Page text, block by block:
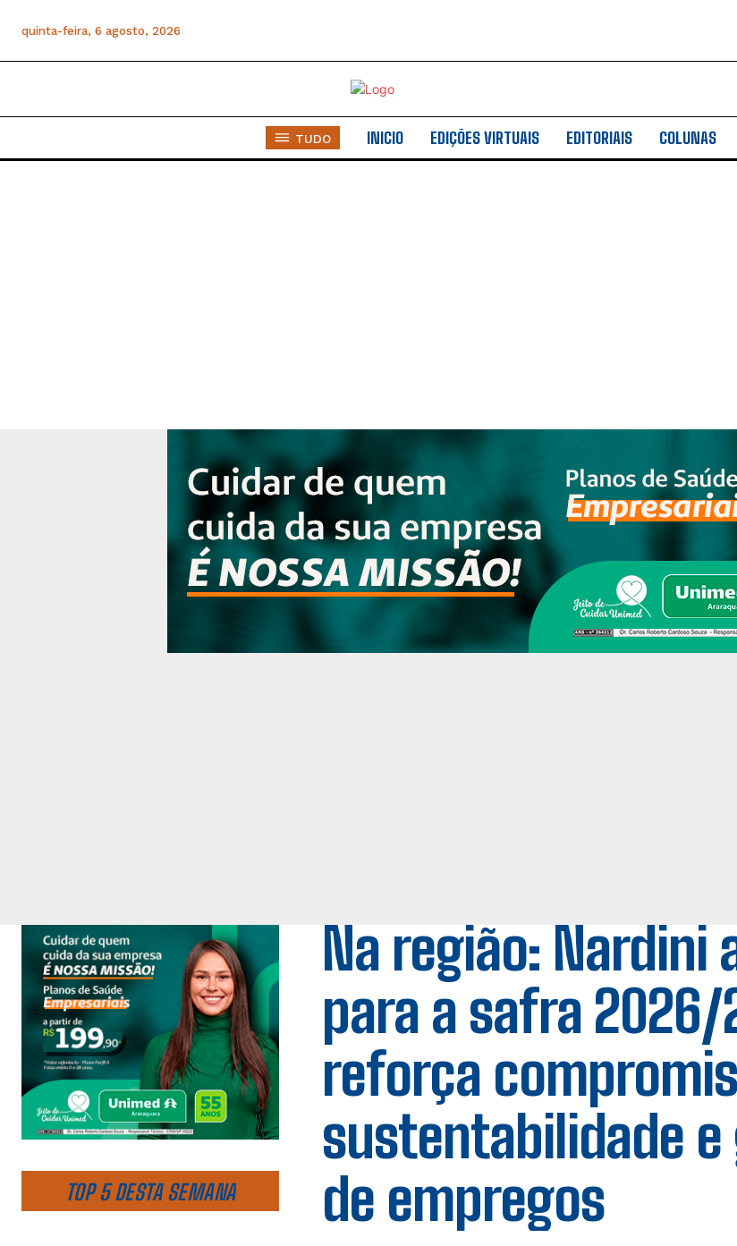
quinta-feira, 6 agosto, 2026
TUDO INICIO EDIÇÕES VIRTUAIS EDITORIAIS COLUNAS
TOP 5 DESTA SEMANA
Na região: Nardini
para a safra 2026/
reforça
sustentabilidade e
de empregos